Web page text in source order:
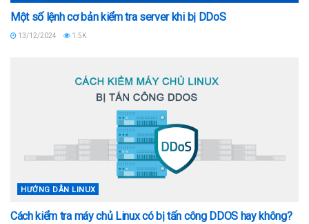
Một số lệnh cơ bản kiểm tra server khi bị DDoS
13/12/2024 1.5K
HƯỚNG DẪN LINUX
Cách kiểm tra máy chủ Linux có bị tấn công DDOS hay không?